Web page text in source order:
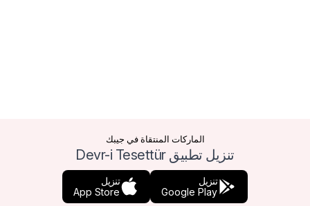
الماركات المنتقاة في جيبك
تنزيل تطبيق Devr-i Tesettür
تنزيل
Google Play
تنزيل
App Store